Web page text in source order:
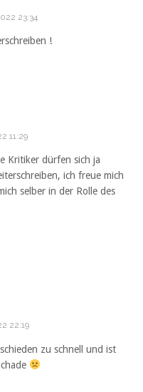
23:34
!
11:29
Kritiker dürfen sich ja
ich freue mich
selber in der Rolle des
22:19
zu schnell und ist